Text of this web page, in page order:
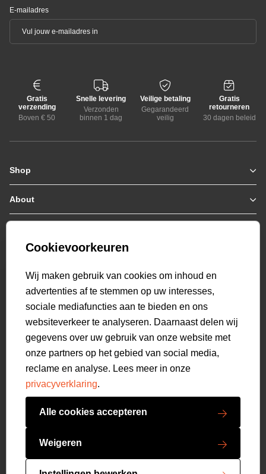
E-mailadres
Gratis
verzending
Boven € 50
Snelle levering
Verzonden
binnen 1 dag
Veilige betaling
Gegarandeerd
veilig
Gratis
retourneren
30 dagen beleid
Shop
Zomerjassen
Jassen / Coats
Colberts
Hoodies
Polo's
T-shirts
Overshirts
Overhemden
Sweatpants
Broeken
Short sweatpants
Shorts
Schoenen
Swimwear
Accessoires
About
Who we are
Genti X PSV
Bestellen & Betalen
Retourneren
Veelgestelde vragen
Mijn Account
beoordelingen
Privacy verklaring
Cookievoorkeuren
Wij maken gebruik van cookies om inhoud en
advertenties af te stemmen op uw interesses,
sociale mediafuncties aan te bieden en ons
websiteverkeer te analyseren. Daarnaast delen wij
gegevens over uw gebruik van onze website met
onze partners op het gebied van social media,
reclame en analyse. Lees meer in onze
privacyverklaring.
Alle cookies accepteren
Weigeren